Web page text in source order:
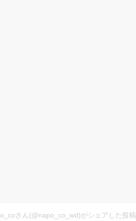
さん(@napo_co_wd)がシェアした投稿